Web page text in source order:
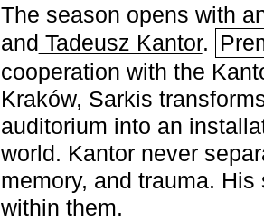
The season opens with
and Tadeusz Kantor.
cooperation with the
Kraków, Sarkis
auditorium into an
world. Kantor never
memory, and trauma.
within them.